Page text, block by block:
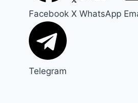
Facebook X WhatsApp
Telegram